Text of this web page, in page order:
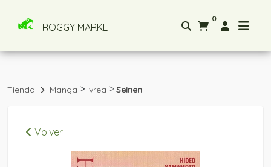
FROGGY MARKET
0
Tienda Manga > Ivrea > Seinen
Volver